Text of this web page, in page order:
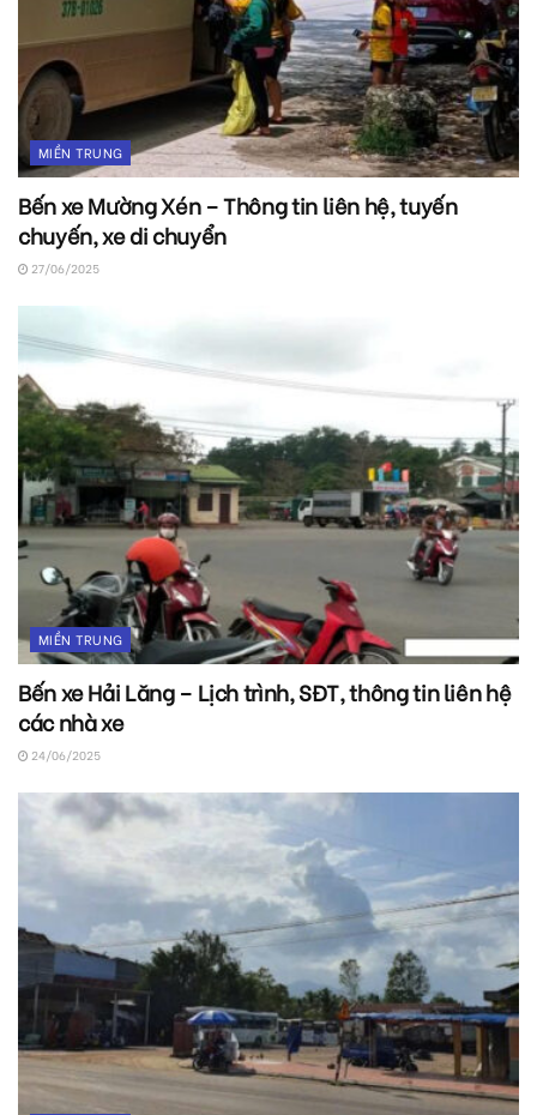
MIỀN TRUNG
Bến xe Mường Xén – Thông tin liên hệ, tuyến
chuyến, xe di chuyển
27/06/2025
MIỀN TRUNG
Bến xe Hải Lăng – Lịch trình, SĐT, thông tin liên hệ
các nhà xe
24/06/2025